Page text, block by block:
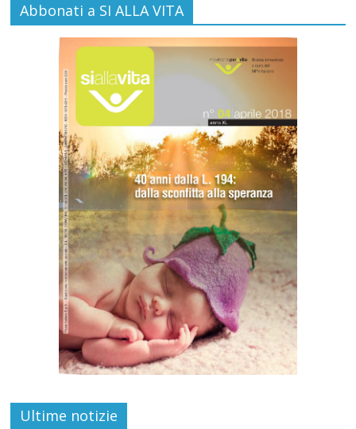
Abbonati a SI ALLA VITA
Ultime notizie